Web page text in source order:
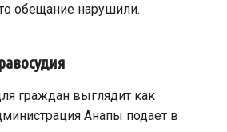
обещание нарушили.
граждан выглядит как
Анапы подает в